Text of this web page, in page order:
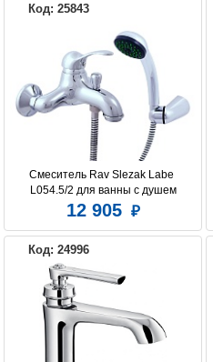
Код: 25843
Смеситель Rav Slezak Labe
L054.5/2 для ванны с душем
12 905
Код: 24996